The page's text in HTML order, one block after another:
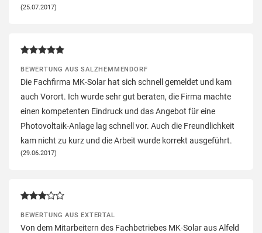
(25.07.2017)
BEWERTUNG AUS SALZHEMMENDORF
Die Fachfirma MK-Solar hat sich schnell gemeldet und kam
auch Vorort. Ich wurde sehr gut beraten, die Firma machte
einen kompetenten Eindruck und das Angebot für eine
Photovoltaik-Anlage lag schnell vor. Auch die Freundlichkeit
kam nicht zu kurz und die Arbeit wurde korrekt ausgeführt.
(29.06.2017)
BEWERTUNG AUS EXTERTAL
Von dem Mitarbeitern des Fachbetriebes MK-Solar aus Alfeld